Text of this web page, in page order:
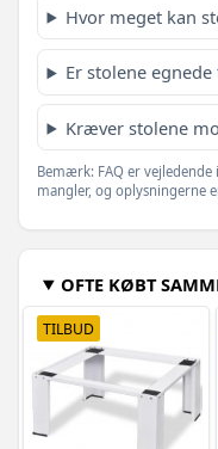
Hvor meget kan
Er stolene
Kræver stolene
Bemærk: FAQ er
mangler, og oplysningerne
OFTE KØBT
TILBUD